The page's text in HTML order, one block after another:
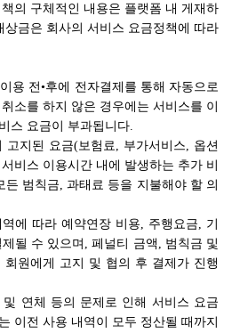
의 구체적인 내용은 플랫폼 내 게재하
상금은 회사의 서비스 요금정책에 따라
용 전•후에 전자결제를 통해 자동으로
소를 하지 않은 경우에는 서비스를 이
스 요금이 부과됩니다.
고지된 요금(보험료, 부가서비스, 옵션
비스 이용시간 내에 발생하는 추가 비
범칙금, 과태료 등을 지불해야 할 의
에 따라 예약연장 비용, 주행요금, 기
될 수 있으며, 페널티 금액, 범칙금 및
원에게 고지 및 협의 후 결제가 진행
연체 등의 문제로 인해 서비스 요금
이전 사용 내역이 모두 정산될 때까지